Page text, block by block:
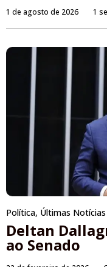
1 de agosto de 2026 1
Política, Últimas Notícias
Deltan
ao Senado